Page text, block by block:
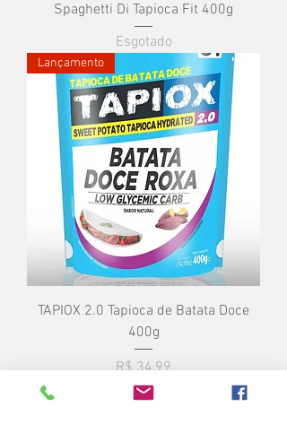
Spaghetti Di Tapioca Fit 400g
Esgotado
Lançamento
TAPIOX 2.0 Tapioca de Batata Doce
400g
Preço
R$ 34,99